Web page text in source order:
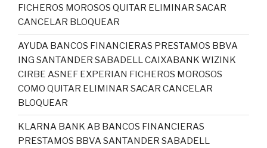
FICHEROS MOROSOS QUITAR ELIMINAR SACAR
CANCELAR BLOQUEAR
AYUDA BANCOS FINANCIERAS PRESTAMOS BBVA
ING SANTANDER SABADELL CAIXABANK WIZINK
CIRBE ASNEF EXPERIAN FICHEROS MOROSOS
COMO QUITAR ELIMINAR SACAR CANCELAR
BLOQUEAR
KLARNA BANK AB BANCOS FINANCIERAS
PRESTAMOS BBVA SANTANDER SABADELL